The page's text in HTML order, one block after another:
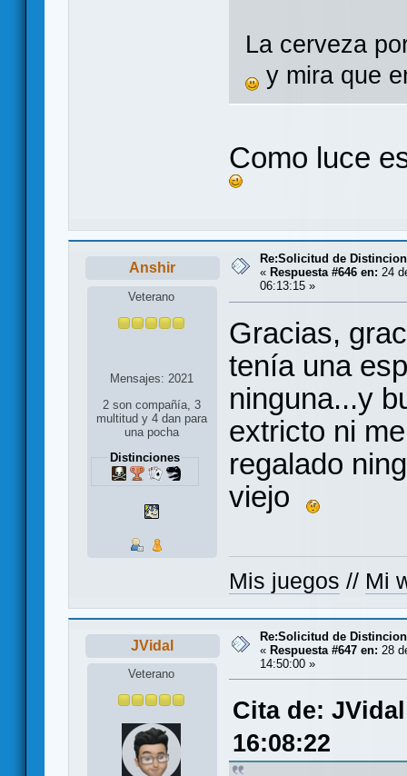
La cerveza
y mira que
Como luce
Anshir
Veterano
Mensajes: 2021
2 son compañía, 3
multitud y 4 dan para
una pocha
Distinciones
Re:Solicitud de
« Respuesta #646 en: 24
06:13:15 »
Gracias,
tenía una
ninguna...y
extricto ni
regalado
viejo
Mis juegos // Mi
JVidal
Veterano
Re:Solicitud de
« Respuesta #647 en: 28
14:50:00 »
Cita de:
16:08:22